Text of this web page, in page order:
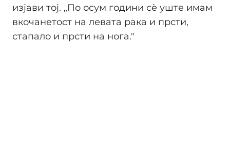
изјави тој. „По осум години сè уште имам
вкочанетост на левата рака и прсти,
стапало и прсти на нога."